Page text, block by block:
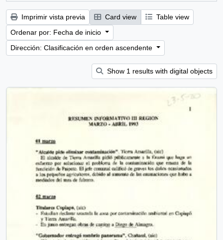
Imprimir vista previa Card view
Table view
Ordenar por: Fecha de inicio
Dirección: Clasificación en orden ascendente
Show 1 results with digital objects